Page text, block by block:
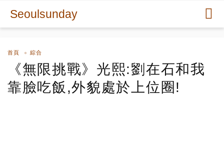
Seoulsunday
首頁 綜合
《無限挑戰》光熙:劉在石和我
靠臉吃飯,外貌處於上位圈!